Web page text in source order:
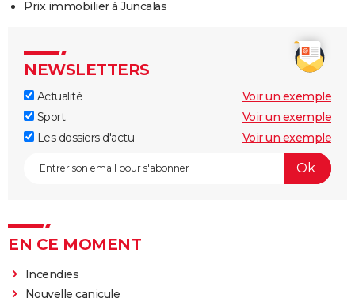
Prix immobilier à Juncalas
NEWSLETTERS
Actualité
Voir un exemple
Sport
Voir un exemple
Les dossiers d'actu
Voir un exemple
EN CE MOMENT
Incendies
Nouvelle canicule